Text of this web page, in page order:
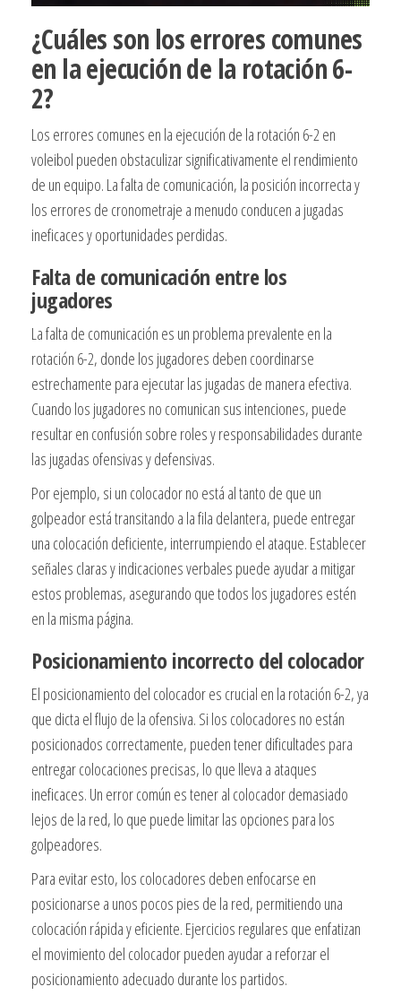
¿Cuáles son los errores comunes
en la ejecución de la rotación 6-
2?
Los errores comunes en la ejecución de la rotación 6-2 en
voleibol pueden obstaculizar significativamente el rendimiento
de un equipo. La falta de comunicación, la posición incorrecta y
los errores de cronometraje a menudo conducen a jugadas
ineficaces y oportunidades perdidas.
Falta de comunicación entre los
jugadores
La falta de comunicación es un problema prevalente en la
rotación 6-2, donde los jugadores deben coordinarse
estrechamente para ejecutar las jugadas de manera efectiva.
Cuando los jugadores no comunican sus intenciones, puede
resultar en confusión sobre roles y responsabilidades durante
las jugadas ofensivas y defensivas.
Por ejemplo, si un colocador no está al tanto de que un
golpeador está transitando a la fila delantera, puede entregar
una colocación deficiente, interrumpiendo el ataque. Establecer
señales claras y indicaciones verbales puede ayudar a mitigar
estos problemas, asegurando que todos los jugadores estén
en la misma página.
Posicionamiento incorrecto del colocador
El posicionamiento del colocador es crucial en la rotación 6-2, ya
que dicta el flujo de la ofensiva. Si los colocadores no están
posicionados correctamente, pueden tener dificultades para
entregar colocaciones precisas, lo que lleva a ataques
ineficaces. Un error común es tener al colocador demasiado
lejos de la red, lo que puede limitar las opciones para los
golpeadores.
Para evitar esto, los colocadores deben enfocarse en
posicionarse a unos pocos pies de la red, permitiendo una
colocación rápida y eficiente. Ejercicios regulares que enfatizan
el movimiento del colocador pueden ayudar a reforzar el
posicionamiento adecuado durante los partidos.